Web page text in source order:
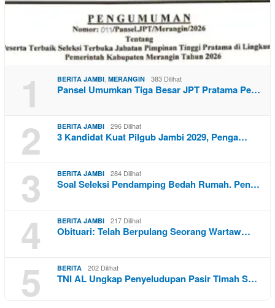
1 BERITA JAMBI MERANGIN 383 Dilihat
Pansel Umumkan Tiga Besar JPT Pratama Pe…
2 BERITA JAMBI 296 Dilihat
3 Kandidat Kuat Pilgub Jambi 2029, Penga…
3 BERITA JAMBI 284 Dilihat
Soal Seleksi Pendamping Bedah Rumah. Pen…
4 BERITA JAMBI 217 Dilihat
Obituari: Telah Berpulang Seorang Wartaw…
5 BERITA 202 Dilihat
TNI AL Ungkap Penyeludupan Pasir Timah S…